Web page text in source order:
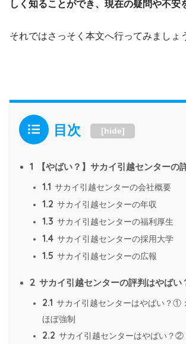
しく知ることができ、現在の疑問や不安
それではさっそく本文へ行ってみましょ
目次 [hide]
1 【やばい？】サカイ引越センターの
1.1 サカイ引越センターの会社概要
1.2 サカイ引越センターの年収
1.3 サカイ引越センターの福利厚生
1.4 サカイ引越センターの採用大学
1.5 サカイ引越センターの広報
2 サカイ引越センターの評判はやばい
2.1 サカイ引越センターはやばい？①
ほぼ強制
2.2 サカイ引越センターはやばい？②